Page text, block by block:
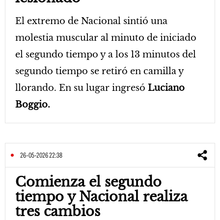
El extremo de Nacional sintió una
molestia muscular al minuto de iniciado
el segundo tiempo y a los 13 minutos del
segundo tiempo se retiró en camilla y
llorando. En su lugar ingresó Luciano
Boggio.
26-05-2026 22:38
Comienza el segundo
tiempo y Nacional realiza
tres cambios